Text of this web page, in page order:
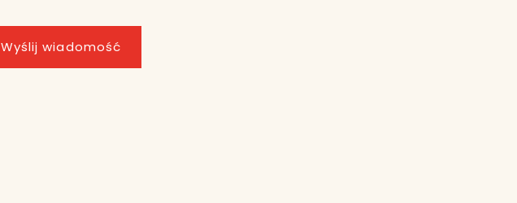
Wyślij wiadomość